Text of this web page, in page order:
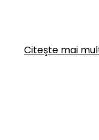
Citeşte mai